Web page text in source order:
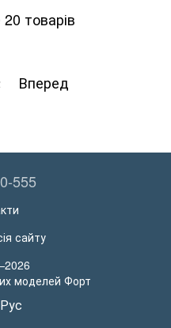
товарів
Вперед
555
сайту
моделей Форт
Рус